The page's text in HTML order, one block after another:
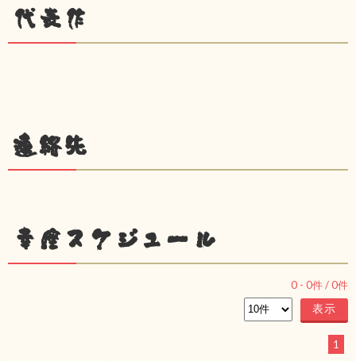
代表作
連絡先
幸座スケジュール
0 - 0件 /0件
1